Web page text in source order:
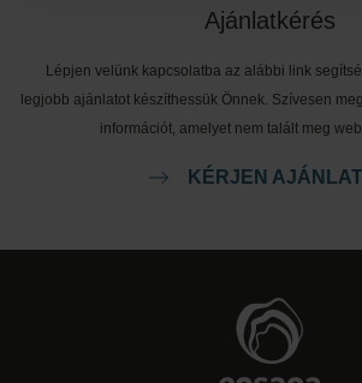
Ajánlatkérés
Lépjen velünk kapcsolatba az alábbi link
legjobb ajánlatot készíthessük Önnek. Szívesen
információt, amelyet nem talált meg
KÉRJEN